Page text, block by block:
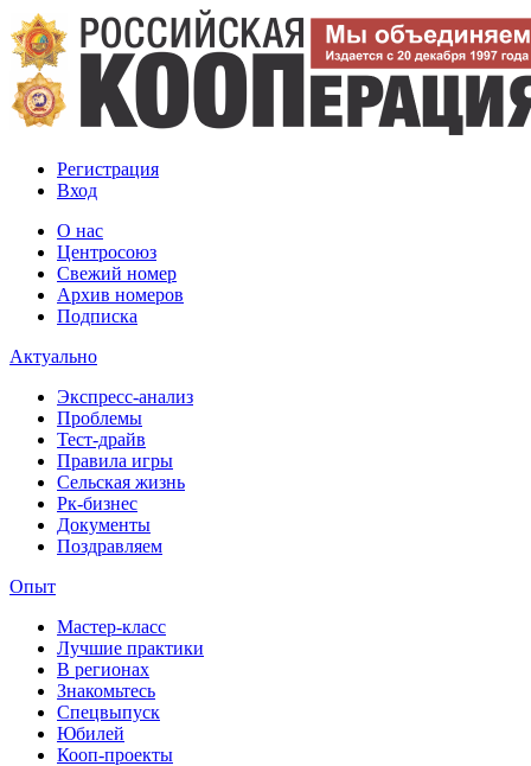
Регистрация
Вход
О нас
Центросоюз
Свежий номер
Архив номеров
Подписка
Актуально
Экспресс-анализ
Проблемы
Тест-драйв
Правила игры
Сельская жизнь
Рк-бизнес
Документы
Поздравляем
Опыт
Мастер-класс
Лучшие практики
В регионах
Знакомьтесь
Спецвыпуск
Юбилей
Кооп-проекты